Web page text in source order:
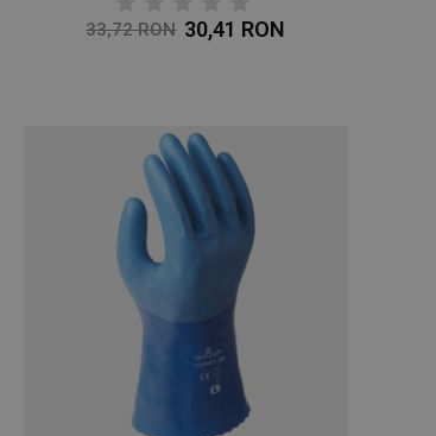
33,72 RON 30,41 RON